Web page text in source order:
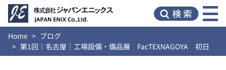
Home
ブログ
第1回｜名古屋｜工場設備・備品展 FacTEXNAGOYA 初日